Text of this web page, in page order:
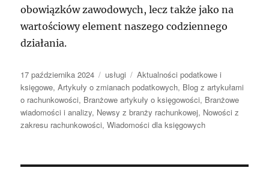
obowiązków zawodowych, lecz także jako na
wartościowy element naszego codziennego
działania.
Data
publikacji
17 października 2024 Kategorie
usługi Tagi
Aktualności podatkowe i
księgowe,Artykuły o zmianach podatkowych, Blog z artykułami
o rachunkowości, Branżowe artykuły o księgowości, Branżowe
wiadomości i analizy, Newsy z branży rachunkowej, Nowości z
zakresu rachunkowości,Wiadomości dla księgowych